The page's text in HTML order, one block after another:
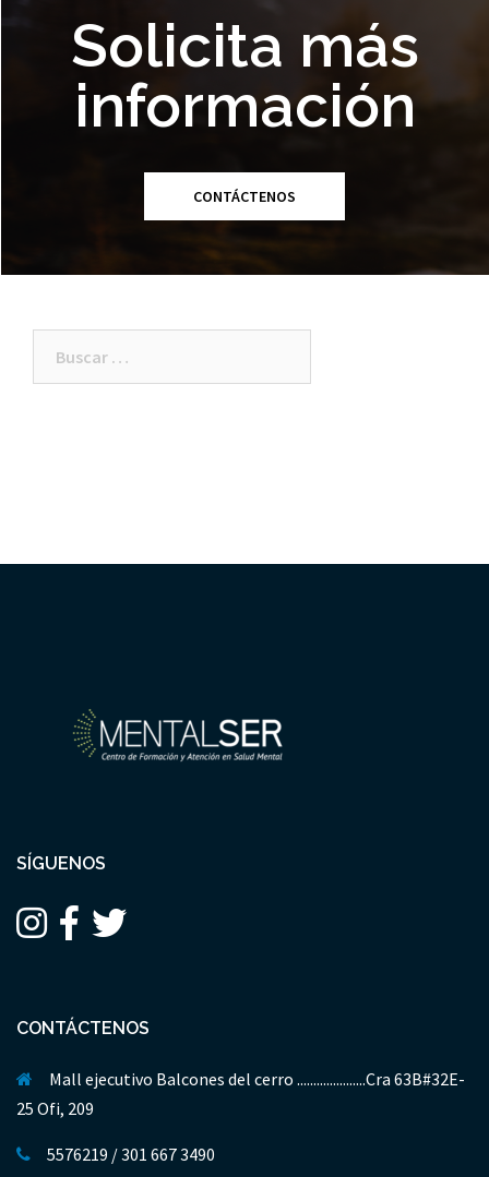
Solicita más
información
CONTÁCTENOS
SÍGUENOS
CONTÁCTENOS
Mall ejecutivo Balcones del cerro .....................Cra 63B#32E-
25 Ofi, 209
5576219 / 301 667 3490